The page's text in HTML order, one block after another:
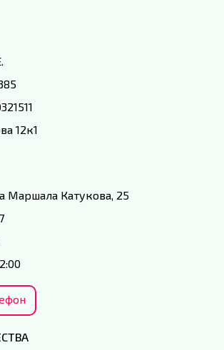
12к1
Маршала Катукова, 25